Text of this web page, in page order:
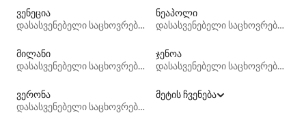
ვენეცია
დასასვენებელი საცხოვრებლები
ნეაპოლი
დასასვენებელი საცხოვრებლები
მილანი
დასასვენებელი საცხოვრებლები
ჯენოა
დასასვენებელი საცხოვრებლები
ვერონა
დასასვენებელი საცხოვრებლები
მეტის ჩვენება